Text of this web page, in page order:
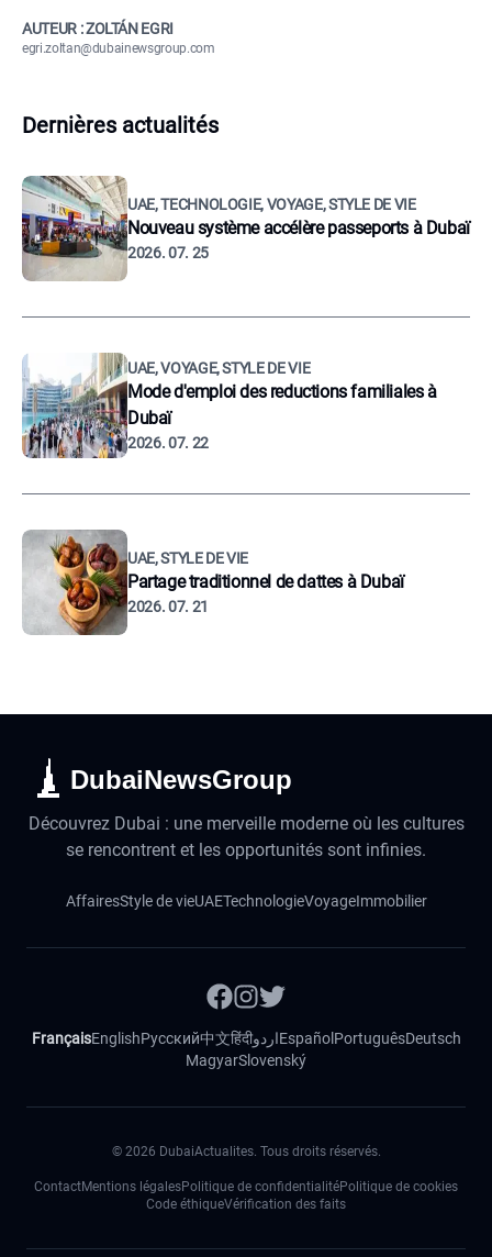
AUTEUR : ZOLTÁN EGRI
egri.zoltan@dubainewsgroup.com
Dernières actualités
UAE, TECHNOLOGIE, VOYAGE, STYLE DE VIE
Nouveau système accélère passeports à Dubaï
2026. 07. 25
UAE, VOYAGE, STYLE DE VIE
Mode d'emploi des reductions familiales à
Dubaï
2026. 07. 22
UAE, STYLE DE VIE
Partage traditionnel de dattes à Dubaï
2026. 07. 21
DubaiNewsGroup
Découvrez Dubai : une merveille moderne où les cultures
se rencontrent et les opportunités sont infinies.
AffairesStyle de vieUAETechnologieVoyageImmobilier
FrançaisEnglishРусский中文हिंदीاردوEspañol PortuguêsDeutsch
MagyarSlovenský
© 2026 DubaiActualites. Tous droits réservés.
ContactMentions légalesPolitique de confidentialitéPolitique de cookies
Code éthiqueVérification des faits